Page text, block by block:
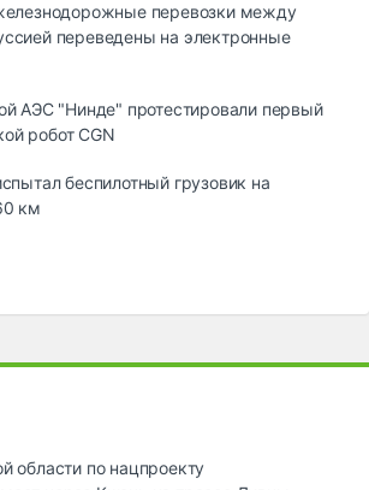
перевозки между
переведены на электронные
АЭС "Нинде" протестировали первый
робот CGN
беспилотный грузовик на
км
области по нацпроекту